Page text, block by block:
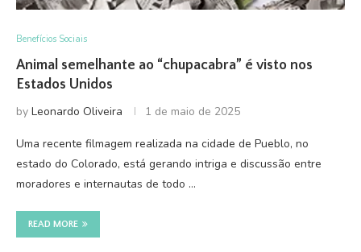
Benefícios Sociais
Animal semelhante ao “chupacabra” é visto nos
Estados Unidos
by Leonardo Oliveira 1 de maio de 2025
Uma recente filmagem realizada na cidade de Pueblo, no
estado do Colorado, está gerando intriga e discussão entre
moradores e internautas de todo …
READ MORE